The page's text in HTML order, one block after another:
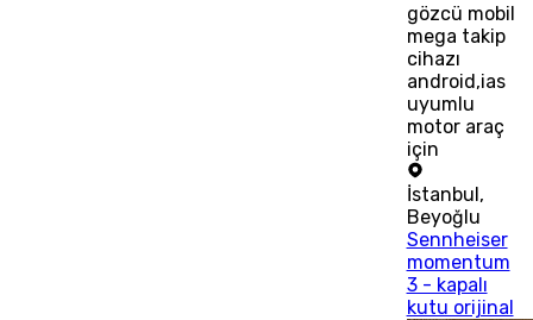
gözcü mobil
mega takip
cihazı
android,ias
uyumlu
motor araç
için
İstanbul,
Beyoğlu
Sennheiser
momentum
3 - kapalı
kutu orijinal